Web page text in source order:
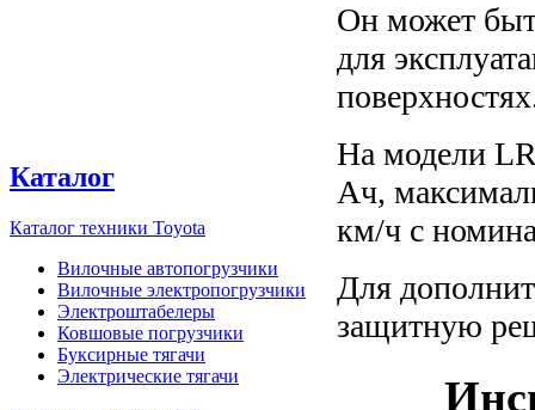
Каталог
Каталог техники Toyota
Вилочные автопогрузчики
Вилочные электропогрузчики
Электроштабелеры
Ковшовые погрузчики
Буксирные тягачи
Электрические тягачи
Он может
для
На модели
Aч,
км/ч с
Для
защитную